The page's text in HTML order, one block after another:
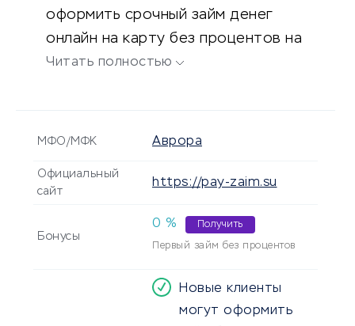
оформить срочный займ денег
онлайн на карту без процентов на
сумму до 100 000 рублей и на
Читать полностью
МФО/МФК Аврора
Официальный
сайт
https://pay-zaim.su
Бонусы
0 % Получить
Первый займ без процентов
Новые клиенты
могут оформить